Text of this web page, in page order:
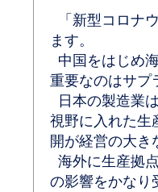
「新型コロナ
ます。
中国をはじめ
重要なのはサプ
日本の製造業
視野に入れた生
開が経営の大き
海外に生産拠
の影響をかなり